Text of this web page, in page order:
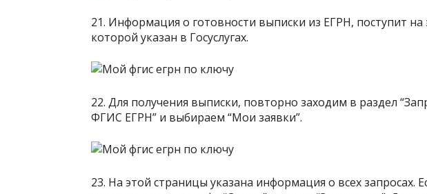
21. Информация о готовности выписки из ЕГРН, поступит
которой указан в Госуслугах.
22. Для получения выписки, повторно заходим в раздел
ФГИС ЕГРН” и выбираем “Мои заявки”.
23. На этой страницы указана информация о всех запросах.